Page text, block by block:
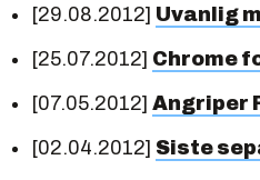
[29.08.2012] Uvanlig
[25.07.2012] Chrome
[07.05.2012] Angriper
[02.04.2012] Siste